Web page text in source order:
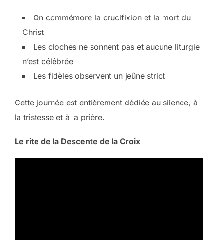
On commémore la crucifixion et la mort du
Christ
Les cloches ne sonnent pas et aucune liturgie
n’est célébrée
Les fidèles observent un jeûne strict
Cette journée est entièrement dédiée au silence, à
la tristesse et à la prière.
Le rite de la Descente de la Croix